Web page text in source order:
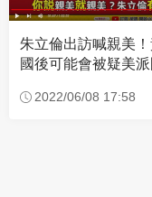
朱立倫出訪喊親美
國後可能會被疑美派
2022/06/08 17:58